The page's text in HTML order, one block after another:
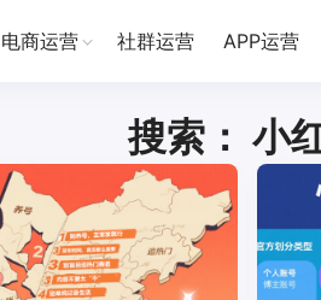
电商运营 社群运营 APP运营
搜索： 小